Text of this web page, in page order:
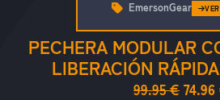
PECHERA MODULAR
LIBERACIÓN
99.95 € 74.96
EmersonGear